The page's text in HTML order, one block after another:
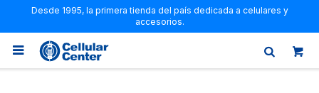
Desde 1995, la primera tienda del país dedicada a celulares y
accesorios.
